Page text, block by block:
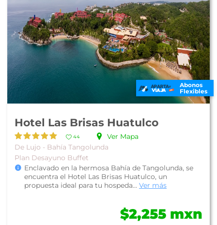
Abonos
Flexibles
Hotel Las Brisas Huatulco
44
Ver Mapa
De Lujo - Bahía Tangolunda
Plan Desayuno Buffet
Enclavado en la hermosa Bahía de Tangolunda, se
encuentra el Hotel Las Brisas Huatulco, un
propuesta ideal para tu hospeda... Ver más
$2,255 mxn